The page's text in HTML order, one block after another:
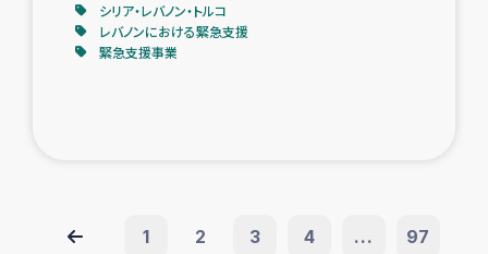
シリア・レバノン・トルコ
レバノンにおける緊急支援
緊急支援事業
1 2 3 4 ... 97